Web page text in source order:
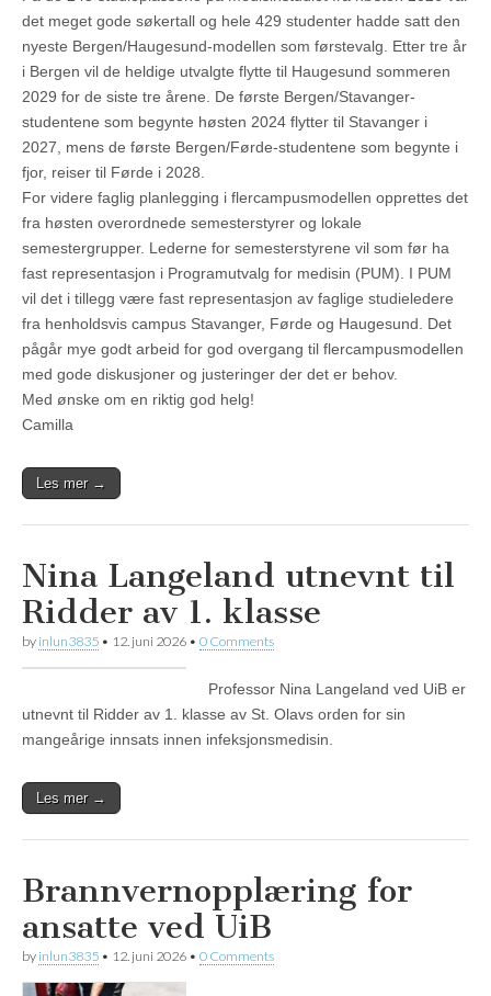
det meget gode søkertall og hele 429 studenter hadde satt den
nyeste Bergen/Haugesund-modellen som førstevalg. Etter tre år
i Bergen vil de heldige utvalgte flytte til Haugesund sommeren
2029 for de siste tre årene. De første Bergen/Stavanger-
studentene som begynte høsten 2024 flytter til Stavanger i
2027, mens de første Bergen/Førde-studentene som begynte i
fjor, reiser til Førde i 2028.
For videre faglig planlegging i flercampusmodellen opprettes det
fra høsten overordnede semesterstyrer og lokale
semestergrupper. Lederne for semesterstyrene vil som før ha
fast representasjon i Programutvalg for medisin (PUM). I PUM
vil det i tillegg være fast representasjon av faglige studieledere
fra henholdsvis campus Stavanger, Førde og Haugesund. Det
pågår mye godt arbeid for god overgang til flercampusmodellen
med gode diskusjoner og justeringer der det er behov.
Med ønske om en riktig god helg!
Camilla
Les mer →
Nina Langeland utnevnt til
Ridder av 1. klasse
by inlun3835 • 12. juni 2026 • 0 Comments
Professor Nina Langeland ved UiB er
utnevnt til Ridder av 1. klasse av St. Olavs orden for sin
mangeårige innsats innen infeksjonsmedisin.
Les mer →
Brannvernopplæring for
ansatte ved UiB
by inlun3835 • 12. juni 2026 • 0 Comments